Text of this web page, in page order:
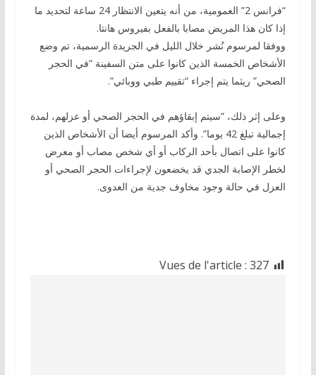
“فرانس 2” العمومية، من أنه يتعين الانتظار 24 ساعة لتحديد ما
إذا كان هذا المريض مصابا بالفعل بفيروس هانتا.
ووفقا لمرسوم نُشر خلال الليل في الجريدة الرسمية، تم وضع
الأشخاص الخمسة الذين كانوا على متن السفينة “في الحجر
الصحي” ريثما يتم إجراء “تقييم طبي ووبائي”.
وعلى إثر ذلك، “سيتم إبقاؤهم في الحجر الصحي أو عزلهم، لمدة
إجمالية تبلغ 42 يوما”. وأكد المرسوم أيضا أن الأشخاص الذين
كانوا على اتصال بأحد الركاب أو أي شخص مصاب أو معرض
لخطر الإصابة الجدي قد يخضعون لإجراءات الحجر الصحي أو
العزل في حالة وجود مخاوف جدية من العدوى.
Vues de l'article : 327